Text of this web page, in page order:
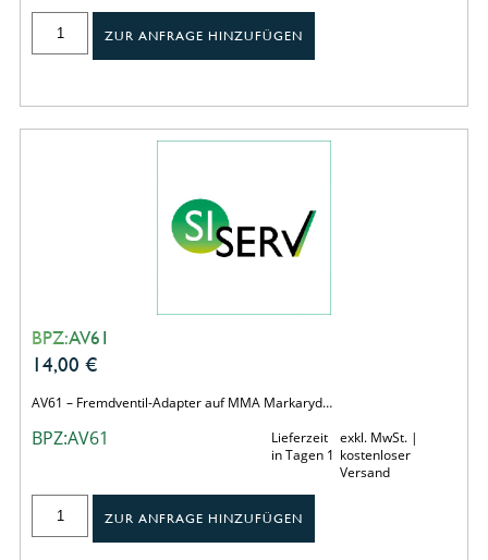
ZUR ANFRAGE HINZUFÜGEN
BPZ:AV61
14,00 €
AV61 – Fremdventil-Adapter auf MMA Markaryd…
BPZ:AV61
Lieferzeit
in Tagen 1
exkl. MwSt. |
kostenloser
Versand
ZUR ANFRAGE HINZUFÜGEN